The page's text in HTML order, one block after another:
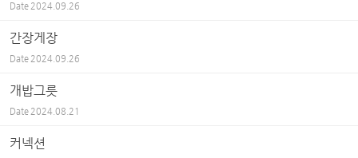
Date 2024.09.26
간장게장
Date 2024.09.26
개밥그릇
Date 2024.08.21
커넥션